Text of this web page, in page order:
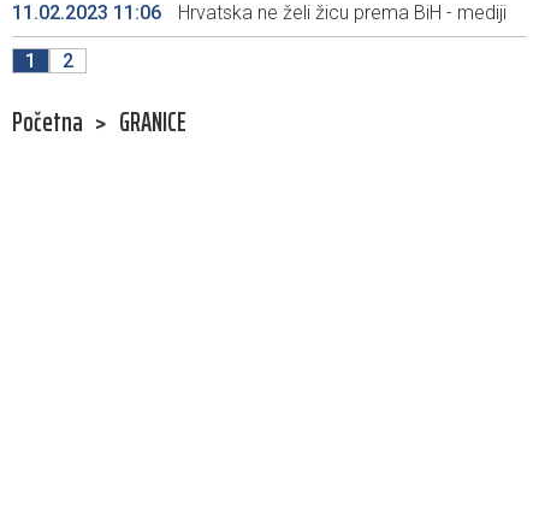
11.02.2023 11:06 Hrvatska ne želi žicu prema BiH - mediji
1 2
Početna > GRANICE